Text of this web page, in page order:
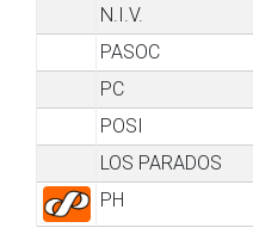
N.I.V.
PASOC
PC
POSI
LOS PARADOS
PH